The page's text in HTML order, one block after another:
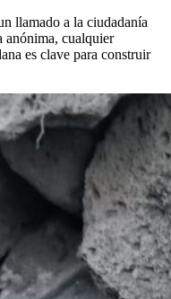
llamado a la ciudadanía
anónima, cualquier
es clave para construir